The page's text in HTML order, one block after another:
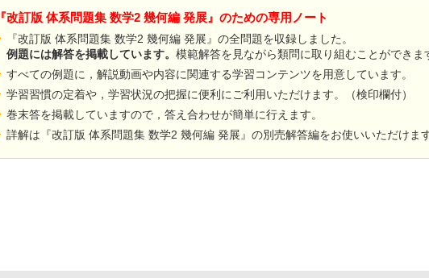
『改訂版 体系問題集 数学2 幾何編 発展』のための専用ノート
『改訂版 体系問題集 数学2 幾何編 発展』の全問題を収録しました。
例題には解答を掲載しています。 模範解答を見ながら類問に取り組むことができま
すべての例題に，解説動画や内容に関連する学習コンテンツを用意しています。
学習習慣の定着や，学習状況の把握に便利にご利用いただけます。（検印欄付）
巻末答を掲載していますので，答え合わせが簡単に行えます。
詳解は『改訂版 体系問題集 数学2 幾何編 発展』の別売解答編をお使いいただけます